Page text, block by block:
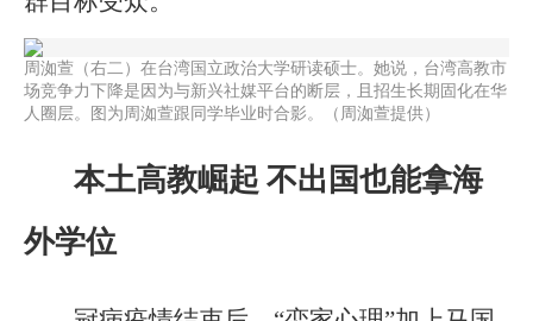
周洳萱（右二）在台湾国立政治大学研读硕士。她说，台湾高教市
场竞争力下降是因为与新兴社媒平台的断层，且招生长期固化在华
人圈层。图为周洳萱跟同学毕业时合影。（周洳萱提供）
本土高教崛起 不出国也能拿海
外学位